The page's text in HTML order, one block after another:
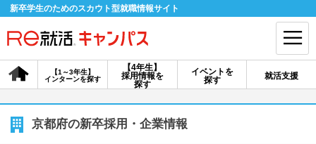
新卒学生のためのスカウト型就職情報サイト
【4年生】
採用情報を
探す
【1～3年生】
インターンを探す
イベントを
探す
就活支援
会員登録 ログイン
会員ID・パスワードを忘れた方はこちら
京都府の新卒採用・企業情報